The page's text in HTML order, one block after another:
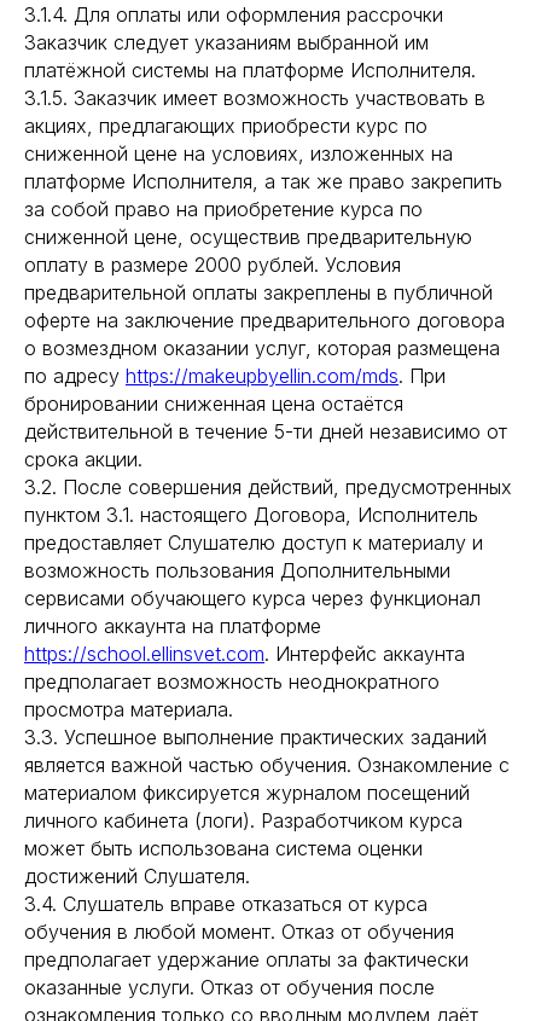
3.1.4. Для оплаты или оформления рассрочки
Заказчик следует указаниям выбранной им
платёжной системы на платформе Исполнителя.
3.1.5. Заказчик имеет возможность участвовать в
акциях, предлагающих приобрести курс по
сниженной цене на условиях, изложенных на
платформе Исполнителя, а так же право закрепить
за собой право на приобретение курса по
сниженной цене, осуществив предварительную
оплату в размере 2000 рублей. Условия
предварительной оплаты закреплены в публичной
оферте на заключение предварительного договора
о возмездном оказании услуг, которая размещена
по адресу https://makeupbyellin.com/mds. При
бронировании сниженная цена остаётся
действительной в течение 5-ти дней независимо от
срока акции.
3.2. После совершения действий, предусмотренных
пунктом 3.1. настоящего Договора, Исполнитель
предоставляет Слушателю доступ к материалу и
возможность пользования Дополнительными
сервисами обучающего курса через функционал
личного аккаунта на платформе
https://school.ellinsvet.com. Интерфейс аккаунта
предполагает возможность неоднократного
просмотра материала.
3.3. Успешное выполнение практических заданий
является важной частью обучения. Ознакомление с
материалом фиксируется журналом посещений
личного кабинета (логи). Разработчиком курса
может быть использована система оценки
достижений Слушателя.
3.4. Слушатель вправе отказаться от курса
обучения в любой момент. Отказ от обучения
предполагает удержание оплаты за фактически
оказанные услуги. Отказ от обучения после
ознакомления только со вводным модулем даёт